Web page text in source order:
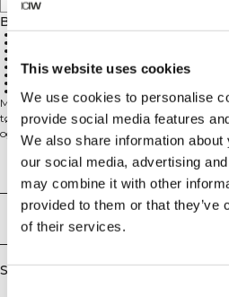
This website uses cookies
We use cookies to personalise
provide social media features
We also share information
our social media, advertising
may combine it with other
provided to them or that they’ve
of their services.
Beskrivelse
85% nylon, 15% spandex
Snoretræk og elastik i taljen
Elastik forneden
Atletisk pasform
Mirage Collection er inspireret af
tøj til mænd og kvinder til både afslappet
og giver beskyttelse mod både vind og sol.
Løbebukser med refleksdetaljer. Mirage
opvarmningsløbeturen eller til løbeture på
elastisk med fugttransporterende
giver ekstra ventilation. Elastik, lynlås og
85% nylon 15% elastan
Technical Aspects
Levering og returnering
Similar products